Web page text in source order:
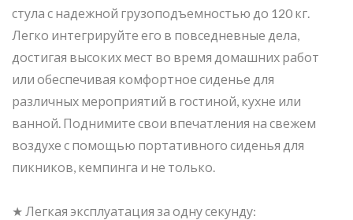
стула с надежной грузоподъемностью до 120 кг.
Легко интегрируйте его в повседневные дела,
достигая высоких мест во время домашних работ
или обеспечивая комфортное сиденье для
различных мероприятий в гостиной, кухне или
ванной. Поднимите свои впечатления на свежем
воздухе с помощью портативного сиденья для
пикников, кемпинга и не только.
★ Легкая эксплуатация за одну секунду: